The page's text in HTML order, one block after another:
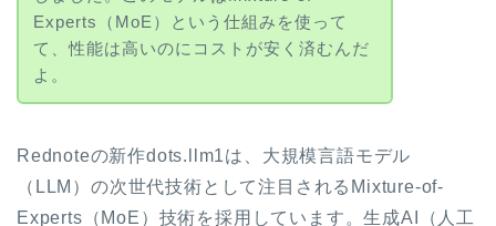
Experts（MoE）という仕組みを使って
て、性能は高いのにコストが安く済むんだ
よ。
Rednoteの新作dots.llm1は、大規模言語モデル
（LLM）の次世代技術として注目されるMixture-of-
Experts（MoE）技術を採用しています。生成AI（人工